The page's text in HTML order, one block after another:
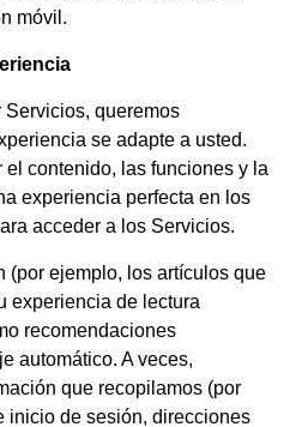
móvil.
queremos
se adapte a usted.
el contenido, las funciones y la
experiencia perfecta en los
acceder a los Servicios.
(por ejemplo, los artículos que
experiencia de lectura
recomendaciones
automático. A veces,
que recopilamos (por
inicio de sesión, direcciones